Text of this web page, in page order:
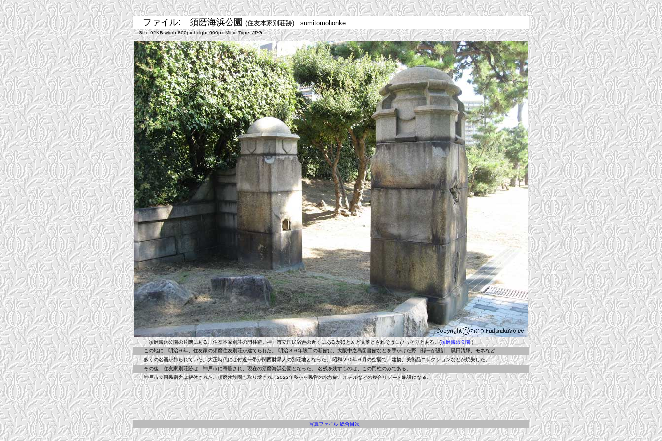
ファイル: 須磨海浜公園 (住友本家別荘跡) sumitomohonke
Size:92KB width:800px height:600px Mime Type :JPG
須磨海浜公園の片隅にある、住友本家別荘の門柱跡。神戸市立国民宿舎の近くにあるがほとんど見落とされそうにひっそりとある。(須磨海浜公園)
この地に、明治６年、住友家の須磨住友別荘が建てられた。 明治３６年竣工の新館は、大阪中之島図書館などを手がけた野口孫一が設計、黒田清輝、モネなど
多くの名画が飾られていた。大正時代には付近一帯が関西財界人の別荘地となった。 昭和２０年６月の空襲で、建物、美術品コレクションなどが焼失した。
その後、住友家別荘跡は、神戸市に寄贈され、現在の須磨海浜公園となった。 名残を残すものは、この門柱のみである。
神戸市立国民宿舎は解体された。須磨水族園も取り壊され、2023年秋から民営の水族館、ホテルなどの複合リゾート施設になる。
写真ファイル 総合目次